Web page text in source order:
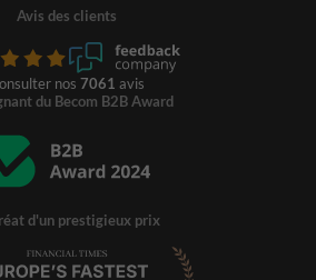
Avis des clients
nos 7061 avis
du Becom B2B Award
d'un prestigieux prix